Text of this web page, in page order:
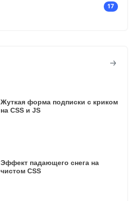
17
Жуткая форма подписки с криком
на CSS и JS
Эффект падающего снега на
чистом CSS